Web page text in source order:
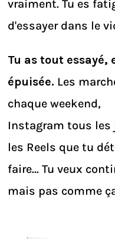
vraiment. Tu es
d'essayer dans le
Tu as tout essayé,
épuisée. Les
chaque weekend,
Instagram tous les
les Reels que tu
faire… Tu veux
mais pas comme